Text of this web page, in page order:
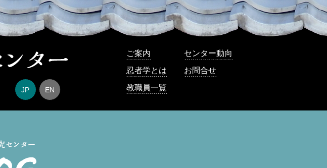
JP EN
ご案内
センター動向
忍者学とは
お問合せ
教職員一覧